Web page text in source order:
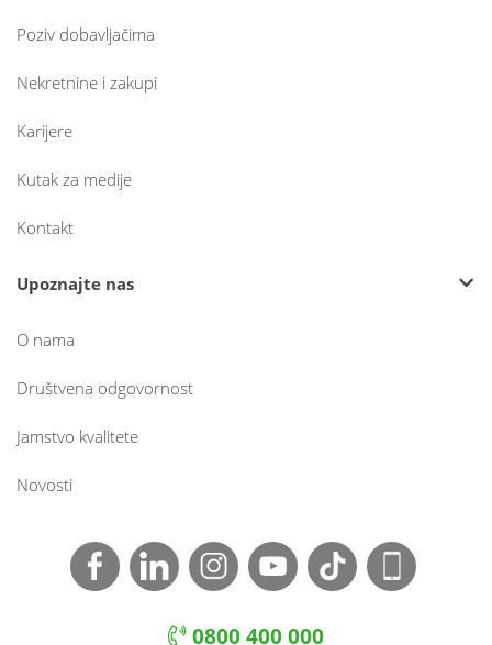
Poziv dobavljačima
Nekretnine i zakupi
Karijere
Kutak za medije
Kontakt
Upoznajte nas
O nama
Društvena odgovornost
Jamstvo kvalitete
Novosti
0800 400 000